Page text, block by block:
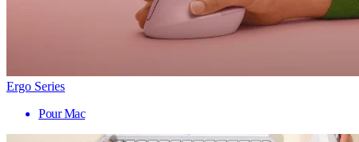
Ergo Series
Pour Mac